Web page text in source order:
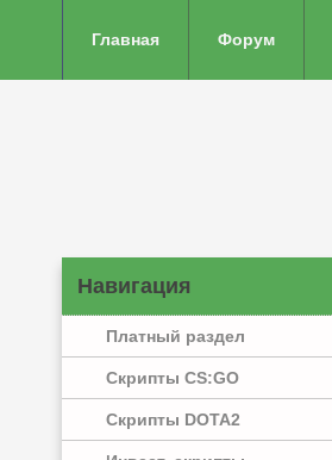
Главная Форум
Навигация
Платный раздел
Скрипты CS:GO
Скрипты DOTA2